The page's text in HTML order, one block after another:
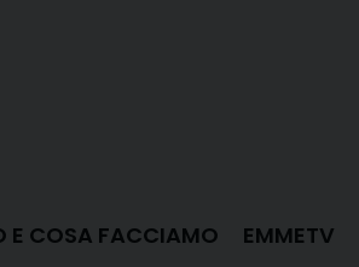
E COSA FACCIAMO EMMETV